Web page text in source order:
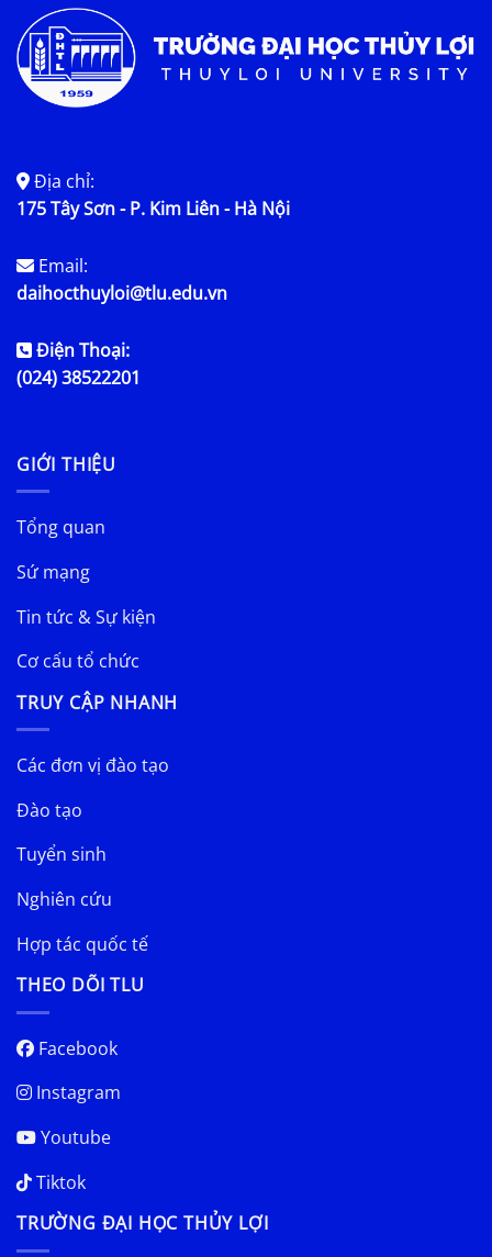
Địa chỉ:
175 Tây Sơn - P. Kim Liên - Hà Nội
Email:
daihocthuyloi@tlu.edu.vn
Điện Thoại:
(024) 38522201
GIỚI THIỆU
Tổng quan
Sứ mạng
Tin tức & Sự kiện
Cơ cấu tổ chức
TRUY CẬP NHANH
Các đơn vị đào tạo
Đào tạo
Tuyển sinh
Nghiên cứu
Hợp tác quốc tế
THEO DÕI TLU
Facebook
Instagram
Youtube
Tiktok
TRƯỜNG ĐẠI HỌC THỦY LỢI